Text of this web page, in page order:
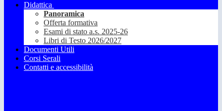
Didattica
Panoramica
Offerta formativa
Esami di stato a.s. 2025-26
Libri di Testo 2026/2027
Documenti Utili
Corsi Serali
Contatti e accessibilità